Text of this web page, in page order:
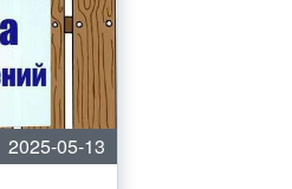
2025-05-13